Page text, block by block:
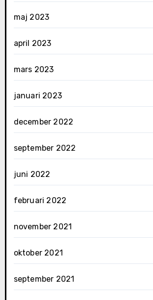
maj 2023
april 2023
mars 2023
januari 2023
december 2022
september 2022
juni 2022
februari 2022
november 2021
oktober 2021
september 2021